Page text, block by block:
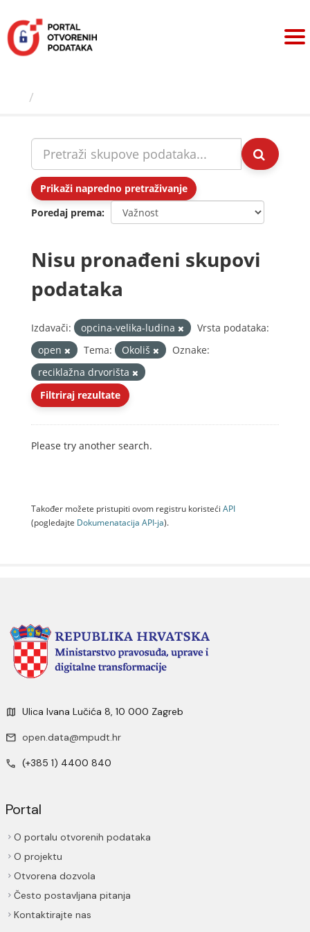
sadržaj
Prikaži napredno pretraživanje
Poredaj prema
Nisu pronađeni skupovi
podataka
Izdavači: opcina-velika-ludina
Vrsta podataka:
open
Tema: Okoliš
Oznake:
reciklažna drvorišta
Filtriraj rezultate
Please try another search.
Također možete pristupiti ovom registru koristeći API
(pogledajte Dokumenаtаcijа API-jа).